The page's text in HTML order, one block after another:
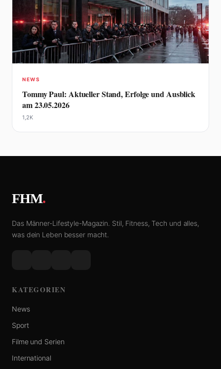
NEWS
Tommy Paul: Aktueller Stand, Erfolge und Ausblick
am 23.05.2026
1,2K
FHM.
Das Männer-Lifestyle-Magazin. Stil, Fitness, Tech und alles,
was dein Leben besser macht.
KATEGORIEN
News
Sport
Filme und Serien
International